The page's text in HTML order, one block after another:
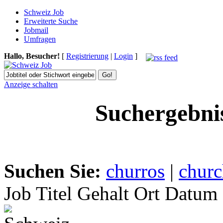
Schweiz Job
Erweiterte Suche
Jobmail
Umfragen
Hallo, Besucher! [ Registrierung | Login ]
Anzeige schalten
Suchen Sie: churros |
Job Titel Gehalt Ort Datum